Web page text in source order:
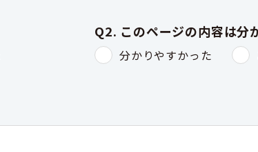
Q2. このページの内容は分
分かりやすかった